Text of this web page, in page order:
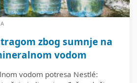
zbog sumnje na
vodom
vodom potresa Nestlé: